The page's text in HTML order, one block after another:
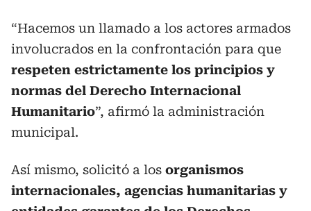
“Hacemos un llamado a los actores armados
involucrados en la confrontación para que
respeten estrictamente los principios y
normas del Derecho Internacional
Humanitario”, afirmó la administración
municipal.
Así mismo, solicitó a los organismos
internacionales, agencias humanitarias y